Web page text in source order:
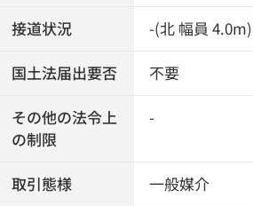
接道状況 -(北 幅員 4.0m)
国土法届出要否 不要
その他の法令上
の制限
-
取引態様 一般媒介